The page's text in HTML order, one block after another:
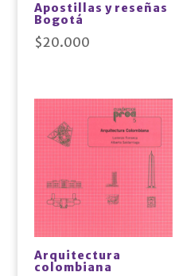
Apostillas y reseñas
Bogotá
$20.000
Arquitectura
colombiana